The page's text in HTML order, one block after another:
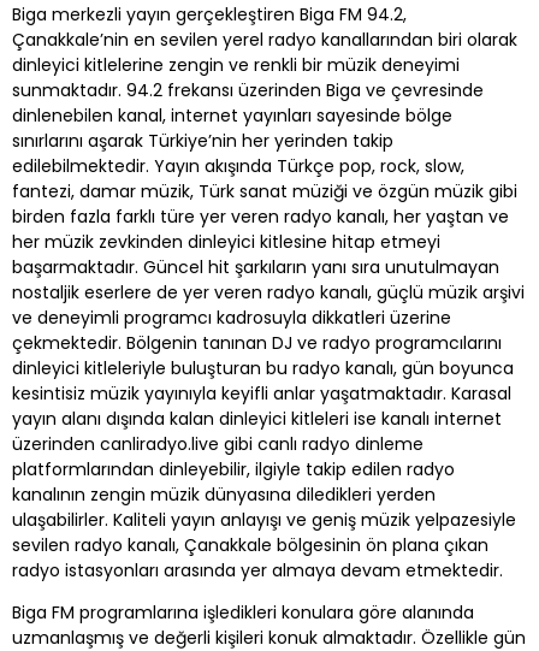
Biga merkezli yayın gerçekleştiren Biga FM 94.2,
Çanakkale’nin en sevilen yerel radyo kanallarından biri olarak
dinleyici kitlelerine zengin ve renkli bir müzik deneyimi
sunmaktadır. 94.2 frekansı üzerinden Biga ve çevresinde
dinlenebilen kanal, internet yayınları sayesinde bölge
sınırlarını aşarak Türkiye’nin her yerinden takip
edilebilmektedir. Yayın akışında Türkçe pop, rock, slow,
fantezi, damar müzik, Türk sanat müziği ve özgün müzik gibi
birden fazla farklı türe yer veren radyo kanalı, her yaştan ve
her müzik zevkinden dinleyici kitlesine hitap etmeyi
başarmaktadır. Güncel hit şarkıların yanı sıra unutulmayan
nostaljik eserlere de yer veren radyo kanalı, güçlü müzik arşivi
ve deneyimli programcı kadrosuyla dikkatleri üzerine
çekmektedir. Bölgenin tanınan DJ ve radyo programcılarını
dinleyici kitleleriyle buluşturan bu radyo kanalı, gün boyunca
kesintisiz müzik yayınıyla keyifli anlar yaşatmaktadır. Karasal
yayın alanı dışında kalan dinleyici kitleleri ise kanalı internet
üzerinden canliradyo.live gibi canlı radyo dinleme
platformlarından dinleyebilir, ilgiyle takip edilen radyo
kanalının zengin müzik dünyasına diledikleri yerden
ulaşabilirler. Kaliteli yayın anlayışı ve geniş müzik yelpazesiyle
sevilen radyo kanalı, Çanakkale bölgesinin ön plana çıkan
radyo istasyonları arasında yer almaya devam etmektedir.
Biga FM programlarına işledikleri konulara göre alanında
uzmanlaşmış ve değerli kişileri konuk almaktadır. Özellikle gün